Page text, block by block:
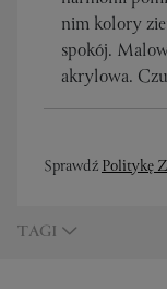
nim kolory
spokój.
akrylowa.
SprawdźPolitykę
TAGI